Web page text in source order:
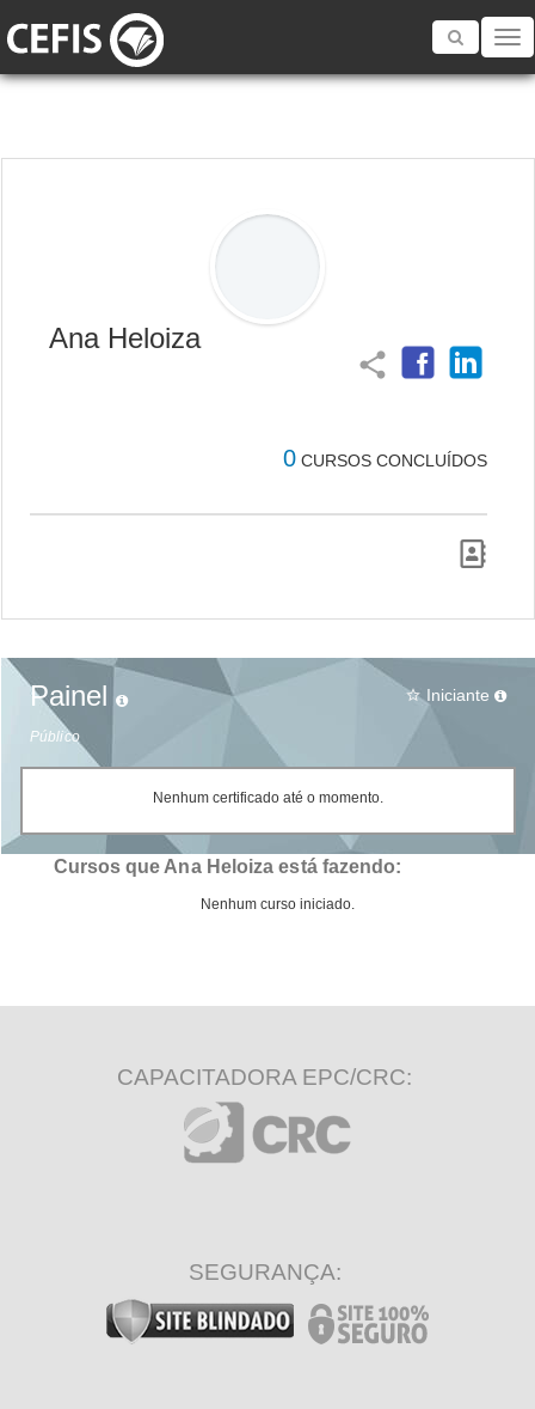
Toggle
Ana Heloiza
share
0 CURSOS CONCLUÍDOS
Painel
Público
star_border Iniciante
Nenhum certificado até o momento.
Cursos que Ana Heloiza está fazendo:
Nenhum curso iniciado.
CAPACITADORA EPC/CRC:
SEGURANÇA: